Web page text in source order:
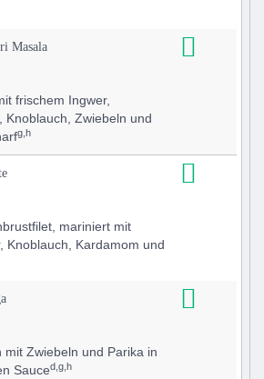
Masala
frischem Ingwer,
Knoblauch, Zwiebeln und
g,h
mariniert mit
Knoblauch, Kardamom und
mit Zwiebeln und Parika in
Sauced,g,h